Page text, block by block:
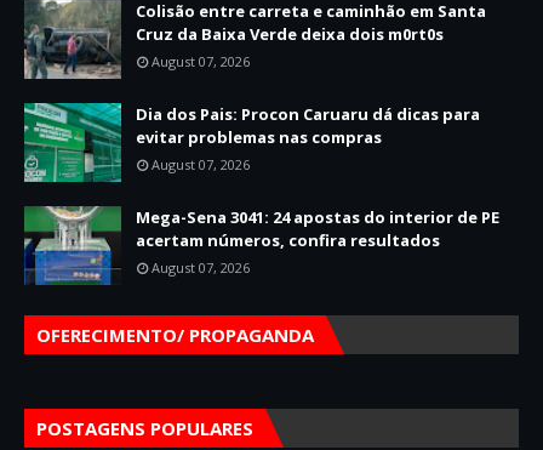
Colisão entre carreta e caminhão em Santa
Cruz da Baixa Verde deixa dois m0rt0s
August 07, 2026
Dia dos Pais: Procon Caruaru dá dicas para
evitar problemas nas compras
August 07, 2026
Mega-Sena 3041: 24 apostas do interior de PE
acertam números, confira resultados
August 07, 2026
OFERECIMENTO/ PROPAGANDA
POSTAGENS POPULARES